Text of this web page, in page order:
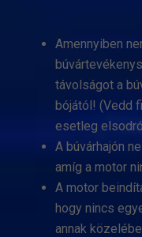
Amennyiben
távolságot a
bójától! (Vedd
esetleg
A búvárhajón
amíg a motor
A motor
hogy nincs
annak